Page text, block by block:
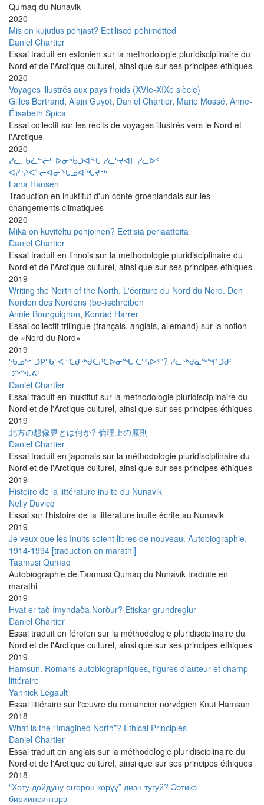
Qumaq du Nunavik
2020
Mis on kujutlus põhjast? Eetilised põhimõtted
Daniel Chartier
Essai traduit en estonien sur la méthodologie pluridisciplinaire du
Nord et de l'Arctique culturel, ainsi que sur ses principes éthiques
2020
Voyages illustrés aux pays froids (XVIe-XIXe siècle)
Gilles Bertrand, Alain Guyot, Daniel Chartier, Marie Mossé, Anne-
Élisabeth Spica
Essai collectif sur les récits de voyages illustrés vers le Nord et
l'Arctique
2020
ᓯᓚ. ᑲᓛᓪᓖᑦ ᐅᓂᒃᑳᑐᐊᖓ ᓯᓚᕐᔪᐊᒥ ᓯᓚᐅᑉ
ᐊᓯᔾᔨᐸᓪᓕᐊᓂᖓᓄᐊᖓᔪᖅ
Lana Hansen
Traduction en inuktitut d'un conte groenlandais sur les
changements climatiques
2020
Mikä on kuviteltu pohjoinen? Eettisiä periaatteita
Daniel Chartier
Essai traduit en finnois sur la méthodologie pluridisciplinaire du
Nord et de l'Arctique culturel, ainsi que sur ses principes éthiques
2019
Writing the North of the North. L'écriture du Nord du Nord. Den
Norden des Nordens (be-)schreiben
Annie Bourguignon, Konrad Harrer
Essai collectif trilingue (français, anglais, allemand) sur la notion
de «Nord du Nord»
2019
ᖃᓄᖅ ᑐᑭᖃᕐᐸ “ᑕᑯᖅᑰᑕᕈᑕᐅᓂᖓ ᑕᕐᕋᐅᑉ”? ᓯᓚᖅᑯᓇᖕᖏᑐᑯᑦ
ᑐᖕᖓᕖᑦ
Daniel Chartier
Essai traduit en inuktitut sur la méthodologie pluridisciplinaire du
Nord et de l'Arctique culturel, ainsi que sur ses principes éthiques
2019
北方の想像界とは何か? 倫理上の原則
Daniel Chartier
Essai traduit en japonais sur la méthodologie pluridisciplinaire du
Nord et de l'Arctique culturel, ainsi que sur ses principes éthiques
2019
Histoire de la littérature inuite du Nunavik
Nelly Duvicq
Essai sur l'histoire de la littérature inuite écrite au Nunavik
2019
Je veux que les Inuits soient libres de nouveau. Autobiographie,
1914-1994 [traduction en marathi]
Taamusi Qumaq
Autobiographie de Taamusi Qumaq du Nunavik traduite en
marathi
2019
Hvat er tað ímyndaða Norður? Etiskar grundreglur
Daniel Chartier
Essai traduit en féroïen sur la méthodologie pluridisciplinaire du
Nord et de l'Arctique culturel, ainsi que sur ses principes éthiques
2019
Hamsun. Romans autobiographiques, figures d'auteur et champ
littéraire
Yannick Legault
Essai littéraire sur l'œuvre du romancier norvégien Knut Hamsun
2018
What is the “Imagined North”? Ethical Principles
Daniel Chartier
Essai traduit en anglais sur la méthodologie pluridisciplinaire du
Nord et de l'Arctique culturel, ainsi que sur ses principes éthiques
2018
“Хоту дойдуну оҥорон көрүү” диэн тугуй? Ээтикэ
бириинсиптэрэ